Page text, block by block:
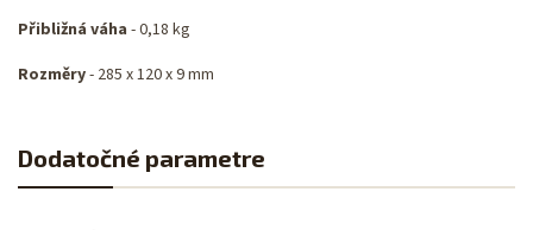
Přibližná váha - 0,18 kg
Rozměry- 285 x 120 x 9 mm
Dodatočné parametre